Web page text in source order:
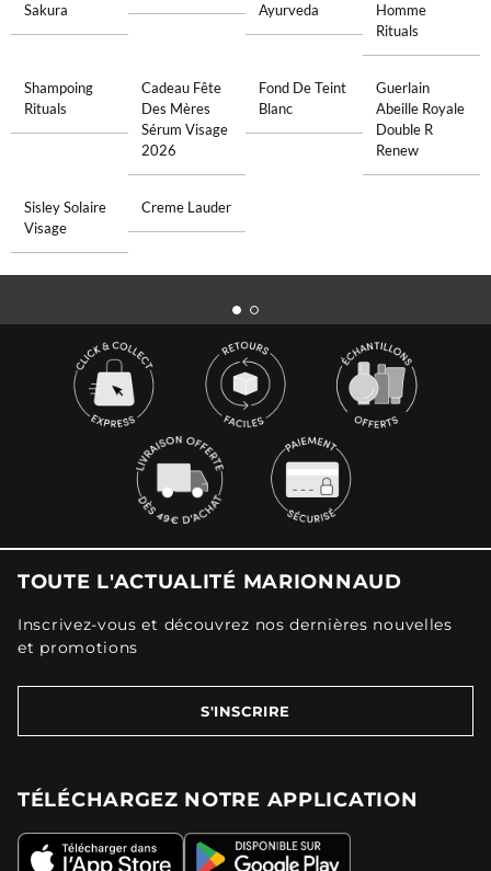
Sakura
Ayurveda
Homme
Rituals
Shampoing
Rituals
Cadeau Fête
Des Mères
Sérum Visage
2026
Fond De Teint
Blanc
Guerlain
Abeille Royale
Double R
Renew
Sisley Solaire
Visage
Creme Lauder
TOUTE L'ACTUALITÉ MARIONNAUD
Inscrivez-vous et découvrez nos dernières nouvelles
et promotions
S'INSCRIRE
TÉLÉCHARGEZ NOTRE APPLICATION